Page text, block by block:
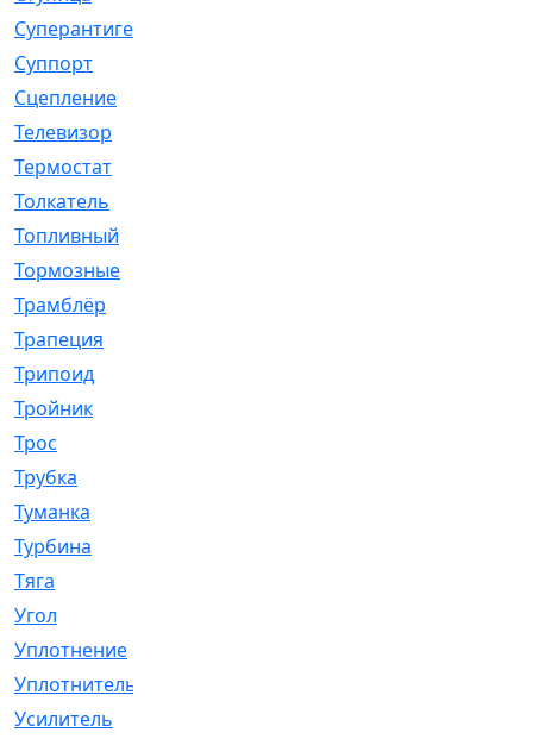
Суперантигель
Суппорт
Сцепление
Телевизор
Термостат
Толкатель
Топливный
Тормозные
Трамблёр
Трапеция
Трипоид
Тройник
Трос
Трубка
Туманка
Турбина
Тяга
Угол
Уплотнение
Уплотнитель
Усилитель